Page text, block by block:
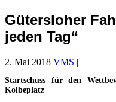
Gütersloher
jeden Tag“
2. Mai 2018 VMS |
Startschuss für den
Kolbeplatz